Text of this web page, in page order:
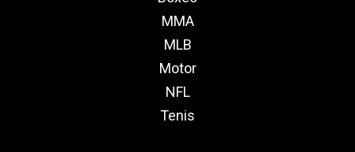
MMA
MLB
Motor
NFL
Tenis